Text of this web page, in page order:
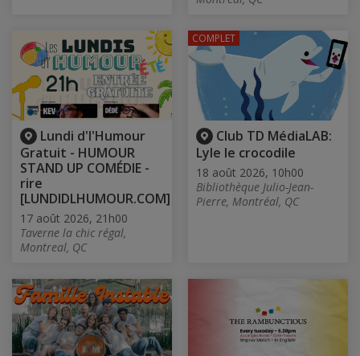
Lundi d'l'Humour
Gratuit - HUMOUR
STAND UP COMÉDIE -
rire
[LUNDIDLHUMOUR.COM]
17 août 2026, 21h00
Taverne la chic régal,
Montreal, QC
Club TD MédiaLAB:
Lyle le crocodile
18 août 2026, 10h00
Bibliothèque Julio-Jean-
Pierre, Montréal, QC
COMPLET